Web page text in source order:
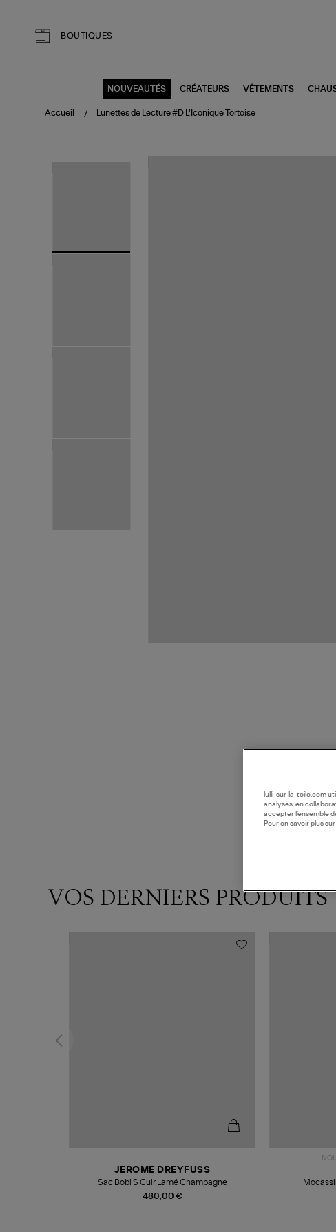
BOUTIQUES
NOUVEAUTÉS CRÉATEURS VÊTEMENTS
Accueil Lunettes de Lecture #D L'Iconique Tortoise
VOS DERNIERS PRODUITS
480,00 €
JEROME DREYFUSS
Sac Bobi S Cuir Lamé Champagne
lulli-sur-la-toile.com
analyses, en
accepter l’ensemble
Pour en savoir plus